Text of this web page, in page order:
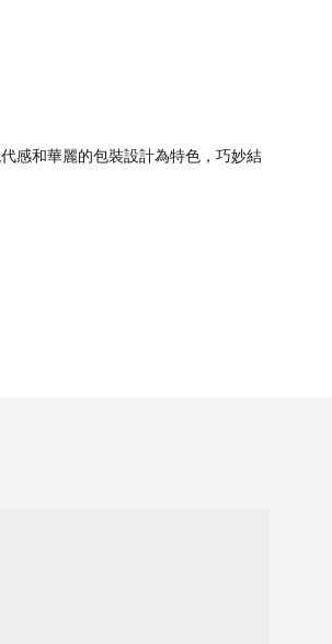
感和華麗的包裝設計為特色，巧妙結